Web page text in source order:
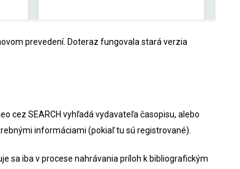
prevedení. Doteraz fungovala stará verzia
cez SEARCH vyhľadá vydavateľa časopisu, alebo
informáciami (pokiaľ tu sú registrované).
sa iba v procese nahrávania príloh k bibliografickým